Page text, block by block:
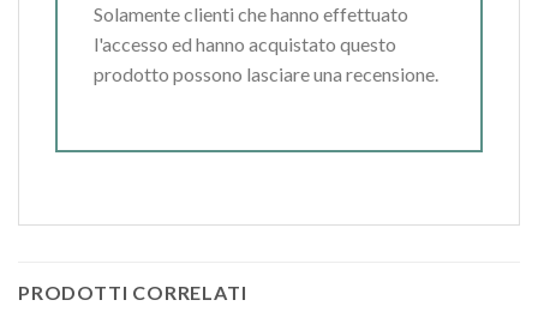
Solamente clienti che hanno effettuato
l'accesso ed hanno acquistato questo
prodotto possono lasciare una recensione.
PRODOTTI CORRELATI